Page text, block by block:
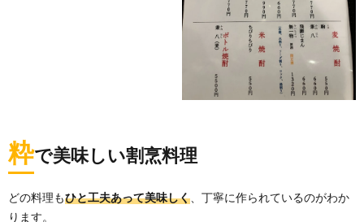
粋で美味しい割烹料理
どの料理もひと工夫あって美味しく 、丁寧に作られているのがわか
ります。